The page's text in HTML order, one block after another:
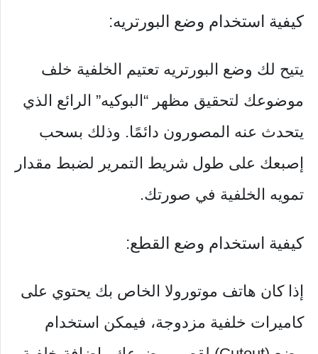
كيفية استخدام وضع البورتريه:
يتيح لك وضع البورتريه تعتيم الخلفية خلف
موضوعك لتحقيق مظهر “البوكيه” الرائع الذي
يتحدث عنه المصورون دائمًا. وذلك بسحب
إصبعك على طول شريط التمرير لضبط مقدار
تمويه الخلفية في صورتك.
كيفية استخدام وضع القطع:
إذا كان هاتف موتورولا الخاص بك يحتوي على
كاميرات خلفية مزدوجة، فيمكن استخدام